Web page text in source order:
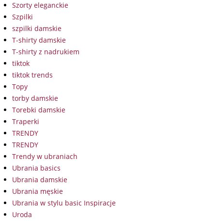
Szorty eleganckie
Szpilki
szpilki damskie
T-shirty damskie
T-shirty z nadrukiem
tiktok
tiktok trends
Topy
torby damskie
Torebki damskie
Traperki
TRENDY
TRENDY
Trendy w ubraniach
Ubrania basics
Ubrania damskie
Ubrania męskie
Ubrania w stylu basic Inspiracje
Uroda